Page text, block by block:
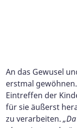
An das Gewusel
erstmal
Eintreffen der
für sie äußerst
zu verarbeiten.